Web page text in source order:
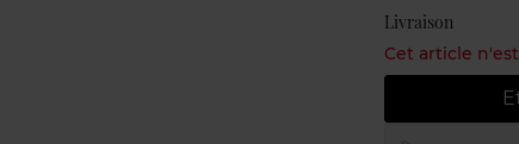
Livraison
Cet article